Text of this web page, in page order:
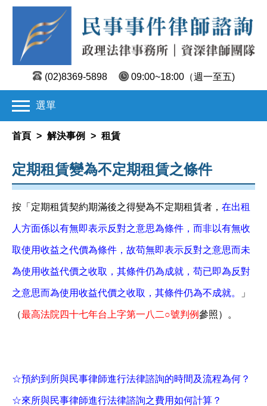
(02)8369-5898 09:00~18:00 （週一至五)
選單
首頁 > 解決事例 > 租賃
定期租賃變為不定期租賃之條件
按「定期租賃契約期滿後之得變為不定期租賃者， 在出租
人方面係以有無即表示反對之意思為條件，而非以有無收
取使用收益之代價為條件，故苟無即表示反對之意思而未
為使用收益代價之收取，其條件仍為成就，苟已即為反對
之意思而為使用收益代價之收取，其條件仍為不成就。 」
（最高法院四十七年台上字第一八二○號判例參照）。
☆預約到所與民事律師進行法律諮詢的時間及流程為何？
☆來所與民事律師進行法律諮詢之費用如何計算？